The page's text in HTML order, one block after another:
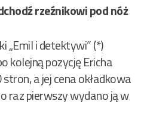
rzeźnikowi pod nóż
„Emil i detektywi” (*)
kolejną pozycję Ericha
a jej cena okładkowa
raz pierwszy wydano ją w